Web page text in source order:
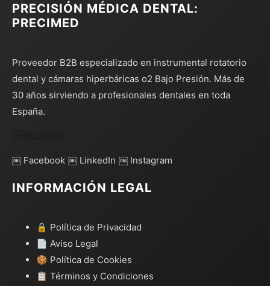
PRECISIÓN MÉDICA DENTAL:
PRECIMED
Proveedor B2B especializado en instrumental rotatorio
dental y cámaras hiperbáricas o2 Bajo Presión. Más de
30 años sirviendo a profesionales dentales en toda
España.
￼ Facebook ￼ LinkedIn ￼ Instagram
INFORMACIÓN LEGAL
🔒 Política de Privacidad
📄 Aviso Legal
🍪 Política de Cookies
📋 Términos y Condiciones